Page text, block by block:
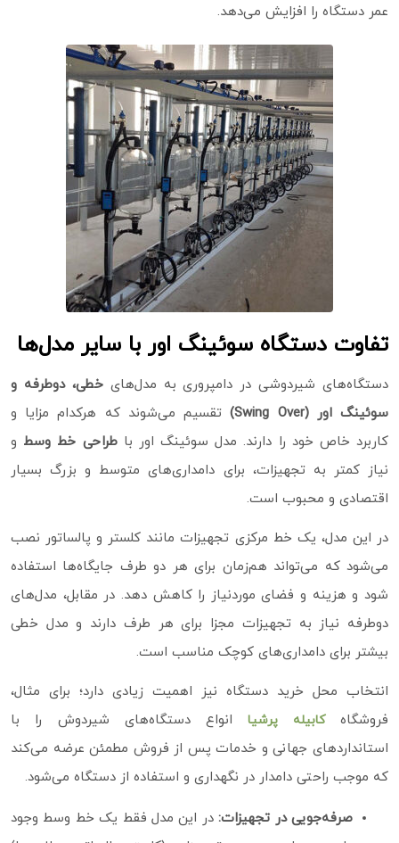
عمر دستگاه را افزایش می‌دهد.
تفاوت دستگاه سوئینگ اور با سایر مدل‌ها
دستگاه‌های شیردوشی در دامپروری به مدل‌هایخطی، دوطرفه و
سوئینگ اور (Swing Over)
تقسیم می‌شوند که هرکدام مزایا و
کاربرد خاص خود را دارند. مدل سوئینگ اور باطراحی خط وسط و
نیاز کمتر به تجهیزات، برای دامداری‌های متوسط و بزرگ بسیار
اقتصادی و محبوب است.
در این مدل، یک خط مرکزی تجهیزات مانند کلستر و پالساتور نصب
می‌شود که می‌تواند هم‌زمان برای هر دو طرف جایگاه‌ها استفاده
شود و هزینه و فضای موردنیاز را کاهش دهد. در مقابل، مدل‌های
دوطرفه نیاز به تجهیزات مجزا برای هر طرف دارند و مدل خطی
بیشتر برای دامداری‌های کوچک مناسب است.
انتخاب محل خرید دستگاه نیز اهمیت زیادی دارد؛ برای مثال،
فروشگاهکابیله پرشیاانواع دستگاه‌های شیردوش را با
استانداردهای جهانی و خدمات پس از فروش مطمئن عرضه می‌کند
که موجب راحتی دامدار در نگهداری و استفاده از دستگاه می‌شود.
صرفه‌جویی در تجهیزات:در این مدل فقط یک خط وسط وجود